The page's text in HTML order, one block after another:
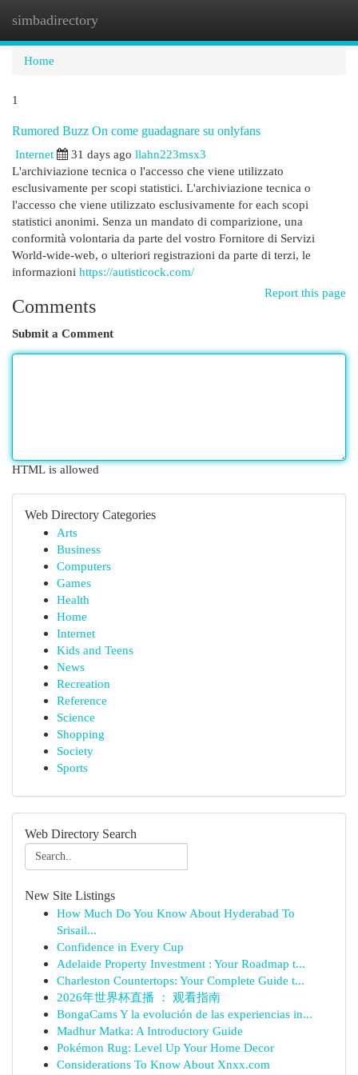
simbadirectory
Home
1
Rumored Buzz On come guadagnare su onlyfans
Internet
31 days ago llahn223msx3
L'archiviazione tecnica o l'accesso che viene utilizzato
esclusivamente per scopi statistici. L'archiviazione tecnica o
l'accesso che viene utilizzato esclusivamente for each scopi
statistici anonimi. Senza un mandato di comparizione, una
conformità volontaria da parte del vostro Fornitore di Servizi
World-wide-web, o ulteriori registrazioni da parte di terzi, le
informazioni https://autisticock.com/
Report this page
Comments
Submit a Comment
HTML is allowed
Web Directory Categories
Arts
Business
Computers
Games
Health
Home
Internet
Kids and Teens
News
Recreation
Reference
Science
Shopping
Society
Sports
Web Directory Search
New Site Listings
How Much Do You Know About Hyderabad To
Srisail...
Confidence in Every Cup
Adelaide Property Investment : Your Roadmap t...
Charleston Countertops: Your Complete Guide t...
2026年世界杯直播 ： 观看指南
BongaCams Y la evolución de las experiencias in...
Madhur Matka: A Introductory Guide
Pokémon Rug: Level Up Your Home Decor
Considerations To Know About Xnxx.com